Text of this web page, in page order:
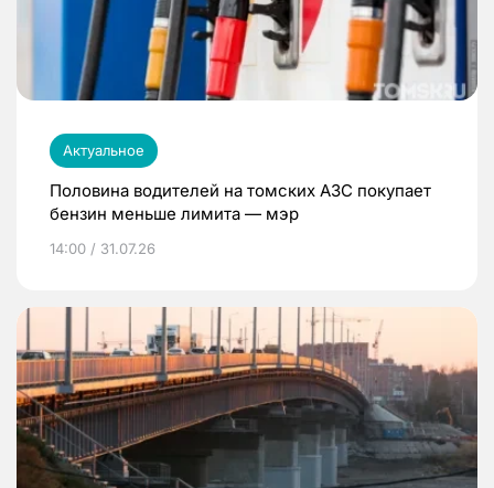
Актуальное
Половина водителей на томских АЗС покупает
бензин меньше лимита — мэр
14:00 / 31.07.26